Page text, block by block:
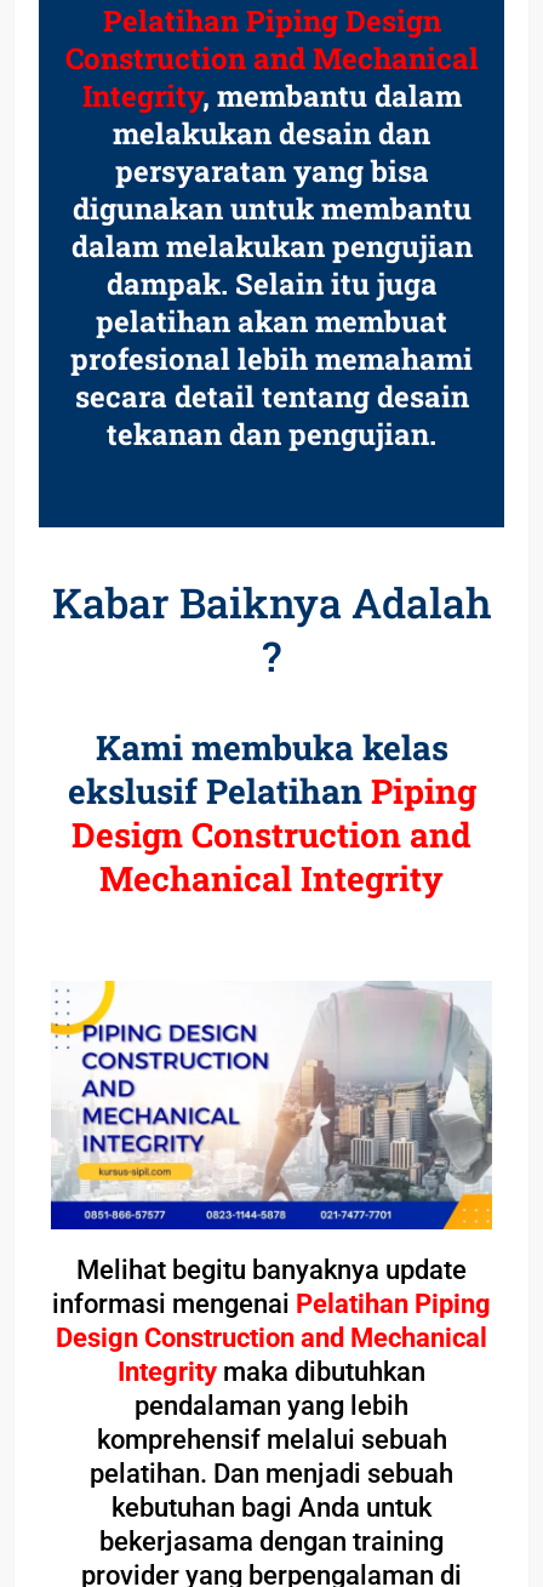
Pelatihan Piping Design
Construction and Mechanical
Integrity, membantu dalam
melakukan desain dan
persyaratan yang bisa
digunakan untuk membantu
dalam melakukan pengujian
dampak. Selain itu juga
pelatihan akan membuat
profesional lebih memahami
secara detail tentang desain
tekanan dan pengujian.
Kabar Baiknya Adalah
?
Kami membuka kelas
ekslusif PelatihanPiping
Design Construction and
Mechanical Integrity
Melihat begitu banyaknya update
informasi mengenai Pelatihan Piping
Design Construction and Mechanical
Integrity maka dibutuhkan
pendalaman yang lebih
komprehensif melalui sebuah
pelatihan. Dan menjadi sebuah
kebutuhan bagi Anda untuk
bekerjasama dengan training
provider yang berpengalaman di